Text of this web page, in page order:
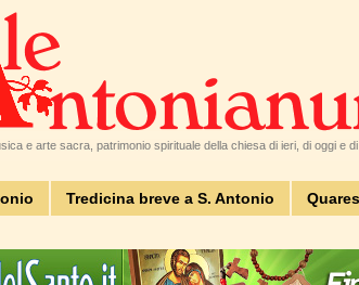
e arte sacra, patrimonio spirituale della chiesa di ieri, di oggi e di
Tredicina breve a S. Antonio